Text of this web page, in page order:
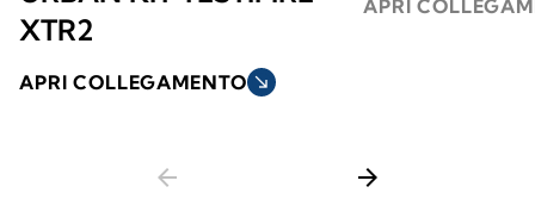
XTR2
APRI COLLEGAMENTO south_east
APRI
arrow_back arrow_forward